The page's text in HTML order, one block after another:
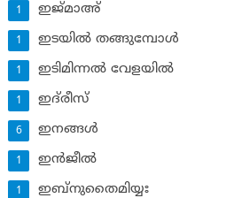
ഇജ്മാഅ്
1
ഇടയില്‍ തങ്ങുമ്പോള്‍
1
ഇടിമിന്നല്‍ വേളയില്‍
1
ഇദ്‌രീസ്‌
1
ഇനങ്ങള്‍
6
ഇന്‍ജീല്‍
1
ഇബ്‌നുതൈമിയ്യഃ
1